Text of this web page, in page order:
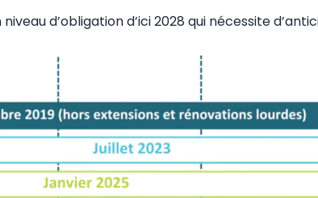
d’obligation d’ici 2028 qui nécessite